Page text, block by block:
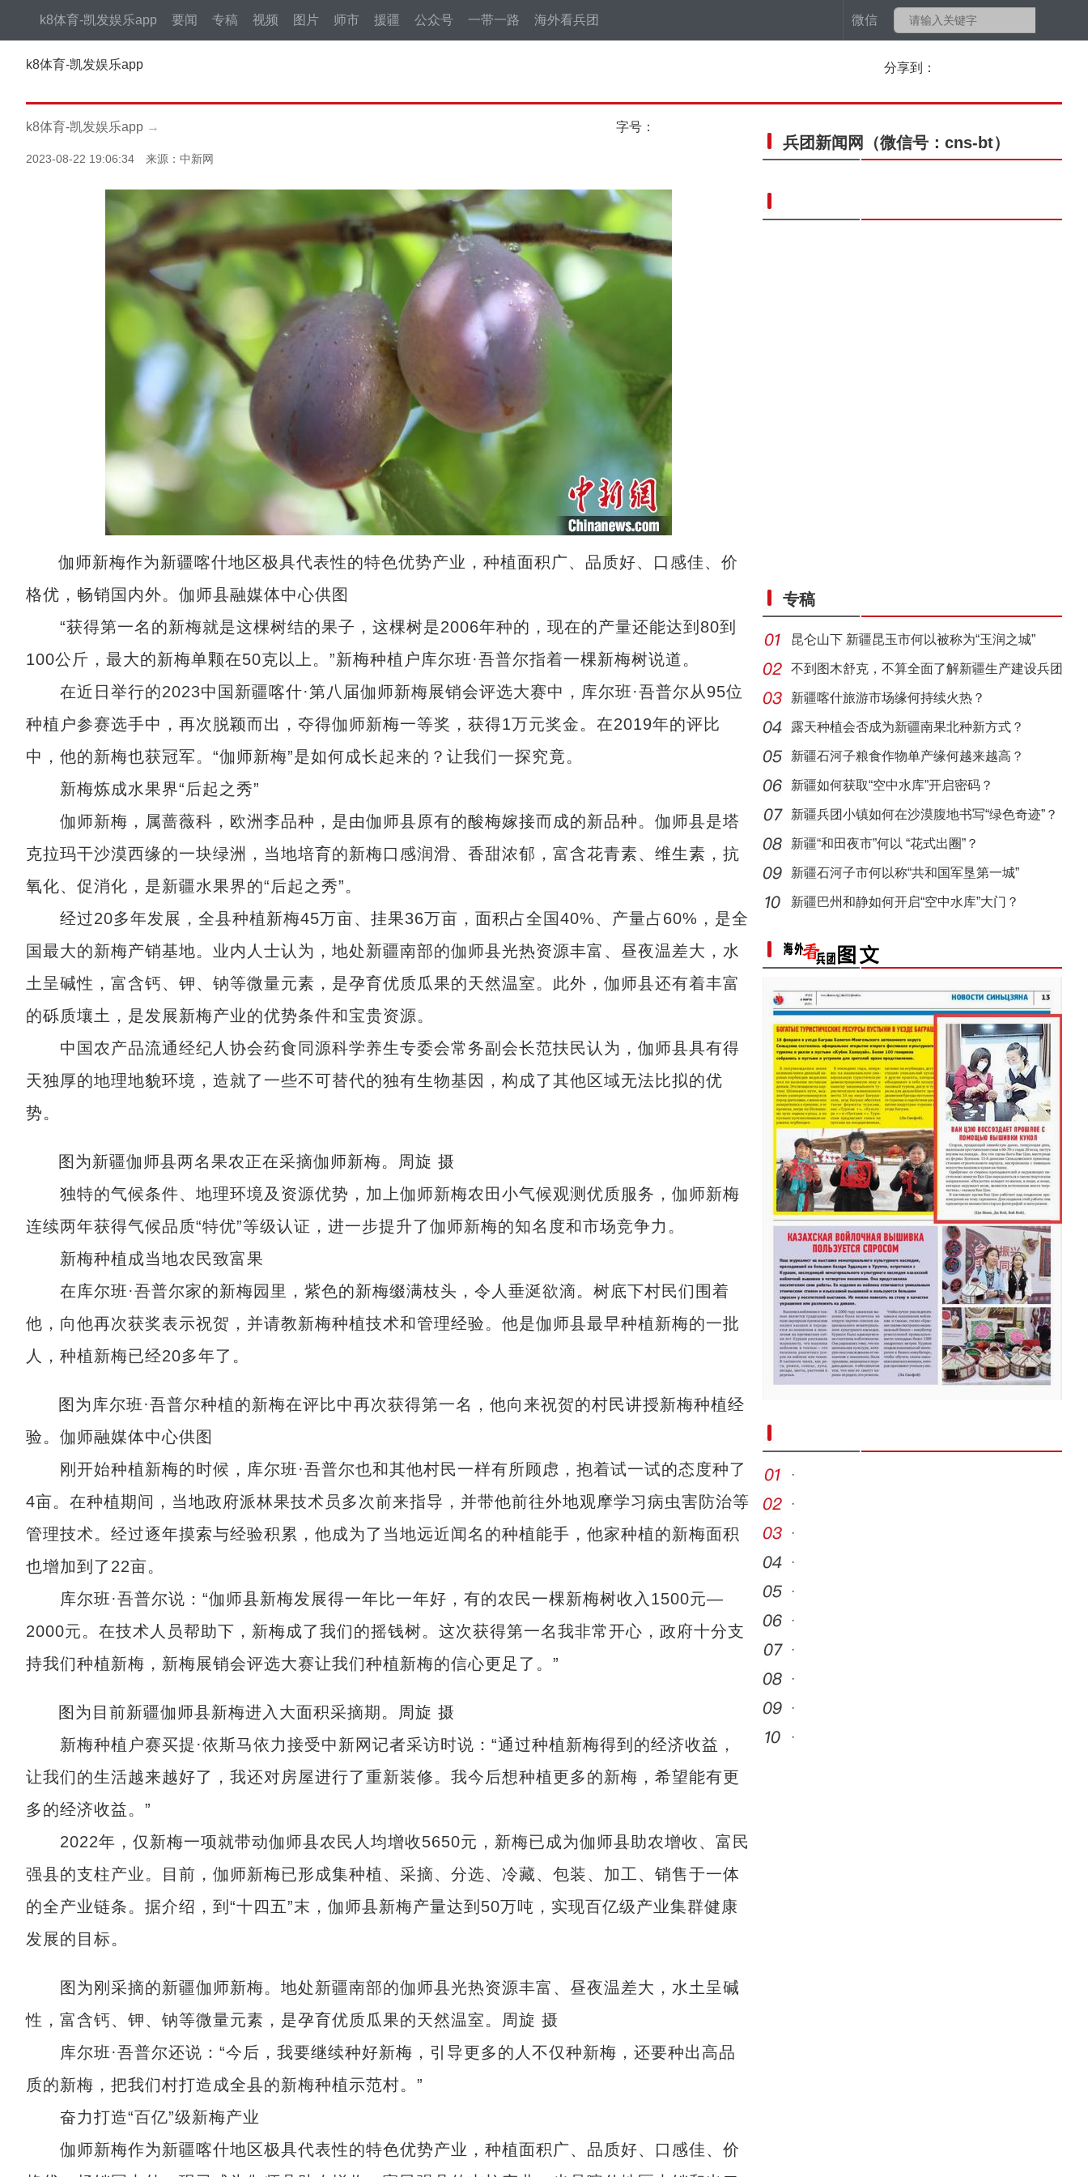
微信
k8体育-凯发娱乐app 要闻 专稿 视频 图片 师市 援疆 公众号 一带一路 海外看兵团
k8体育-凯发娱乐app 分享到：
k8体育-凯发娱乐app → 字号：
2023-08-22 19:06:34 来源：中新网
伽师新梅作为新疆喀什地区极具代表性的特色优势产业，种植面积广、品质好、口感佳、价
格优，畅销国内外。伽师县融媒体中心供图
“获得第一名的新梅就是这棵树结的果子，这棵树是2006年种的，现在的产量还能达到80到
100公斤，最大的新梅单颗在50克以上。”新梅种植户库尔班·吾普尔指着一棵新梅树说道。
在近日举行的2023中国新疆喀什·第八届伽师新梅展销会评选大赛中，库尔班·吾普尔从95位
种植户参赛选手中，再次脱颖而出，夺得伽师新梅一等奖，获得1万元奖金。在2019年的评比
中，他的新梅也获冠军。“伽师新梅”是如何成长起来的？让我们一探究竟。
新梅炼成水果界“后起之秀”
伽师新梅，属蔷薇科，欧洲李品种，是由伽师县原有的酸梅嫁接而成的新品种。伽师县是塔
克拉玛干沙漠西缘的一块绿洲，当地培育的新梅口感润滑、香甜浓郁，富含花青素、维生素，抗
氧化、促消化，是新疆水果界的“后起之秀”。
经过20多年发展，全县种植新梅45万亩、挂果36万亩，面积占全国40%、产量占60%，是全
国最大的新梅产销基地。业内人士认为，地处新疆南部的伽师县光热资源丰富、昼夜温差大，水
土呈碱性，富含钙、钾、钠等微量元素，是孕育优质瓜果的天然温室。此外，伽师县还有着丰富
的砾质壤土，是发展新梅产业的优势条件和宝贵资源。
中国农产品流通经纪人协会药食同源科学养生专委会常务副会长范扶民认为，伽师县具有得
天独厚的地理地貌环境，造就了一些不可替代的独有生物基因，构成了其他区域无法比拟的优
势。
图为新疆伽师县两名果农正在采摘伽师新梅。周旋 摄
独特的气候条件、地理环境及资源优势，加上伽师新梅农田小气候观测优质服务，伽师新梅
连续两年获得气候品质“特优”等级认证，进一步提升了伽师新梅的知名度和市场竞争力。
新梅种植成当地农民致富果
在库尔班·吾普尔家的新梅园里，紫色的新梅缀满枝头，令人垂涎欲滴。树底下村民们围着
他，向他再次获奖表示祝贺，并请教新梅种植技术和管理经验。他是伽师县最早种植新梅的一批
人，种植新梅已经20多年了。
图为库尔班·吾普尔种植的新梅在评比中再次获得第一名，他向来祝贺的村民讲授新梅种植经
验。伽师融媒体中心供图
刚开始种植新梅的时候，库尔班·吾普尔也和其他村民一样有所顾虑，抱着试一试的态度种了
4亩。在种植期间，当地政府派林果技术员多次前来指导，并带他前往外地观摩学习病虫害防治等
管理技术。经过逐年摸索与经验积累，他成为了当地远近闻名的种植能手，他家种植的新梅面积
也增加到了22亩。
库尔班·吾普尔说：“伽师县新梅发展得一年比一年好，有的农民一棵新梅树收入1500元—
2000元。在技术人员帮助下，新梅成了我们的摇钱树。这次获得第一名我非常开心，政府十分支
持我们种植新梅，新梅展销会评选大赛让我们种植新梅的信心更足了。”
图为目前新疆伽师县新梅进入大面积采摘期。周旋 摄
新梅种植户赛买提·依斯马依力接受中新网记者采访时说：“通过种植新梅得到的经济收益，
让我们的生活越来越好了，我还对房屋进行了重新装修。我今后想种植更多的新梅，希望能有更
多的经济收益。”
2022年，仅新梅一项就带动伽师县农民人均增收5650元，新梅已成为伽师县助农增收、富民
强县的支柱产业。目前，伽师新梅已形成集种植、采摘、分选、冷藏、包装、加工、销售于一体
的全产业链条。据介绍，到“十四五”末，伽师县新梅产量达到50万吨，实现百亿级产业集群健康
发展的目标。
图为刚采摘的新疆伽师新梅。地处新疆南部的伽师县光热资源丰富、昼夜温差大，水土呈碱
性，富含钙、钾、钠等微量元素，是孕育优质瓜果的天然温室。周旋 摄
库尔班·吾普尔还说：“今后，我要继续种好新梅，引导更多的人不仅种新梅，还要种出高品
质的新梅，把我们村打造成全县的新梅种植示范村。”
奋力打造“百亿”级新梅产业
伽师新梅作为新疆喀什地区极具代表性的特色优势产业，种植面积广、品质好、口感佳、价
兵团新闻网 （微信号：cns-bt）
专稿
昆仑山下 新疆昆玉市何以被称为“玉润之城”
不到图木舒克，不算全面了解新疆生产建设兵团
新疆喀什旅游市场缘何持续火热？
露天种植会否成为新疆南果北种新方式？
新疆石河子粮食作物单产缘何越来越高？
新疆如何获取“空中水库”开启密码？
新疆兵团小镇如何在沙漠腹地书写“绿色奇迹”？
新疆“和田夜市”何以 “花式出圈”？
新疆石河子市何以称“共和国军垦第一城”
新疆巴州和静如何开启“空中水库”大门？
·
·
·
·
·
·
·
·
·
·